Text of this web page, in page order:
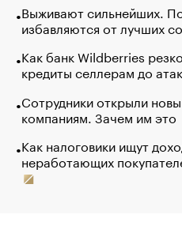
Выживают сильнейших.
избавляются от лучших
Как банк Wildberries
кредиты селлерам до
Сотрудники открыли
компаниям. Зачем им это
Как налоговики ищут
неработающих